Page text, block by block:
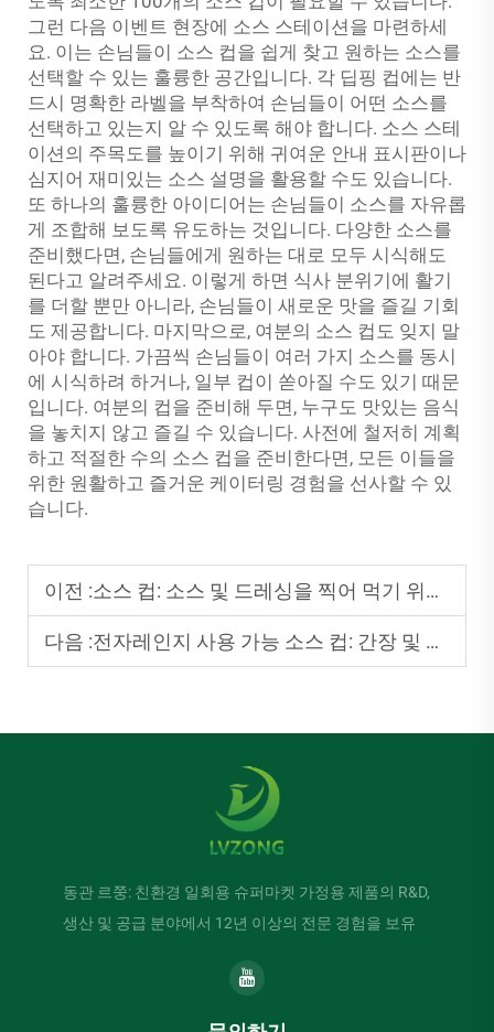
그런 다음 이벤트 현장에 소스 스테이션을 마련하세
요. 이는 손님들이 소스 컵을 쉽게 찾고 원하는 소스를
선택할 수 있는 훌륭한 공간입니다. 각 딥핑 컵에는 반
드시 명확한 라벨을 부착하여 손님들이 어떤 소스를
선택하고 있는지 알 수 있도록 해야 합니다. 소스 스테
이션의 주목도를 높이기 위해 귀여운 안내 표시판이나
심지어 재미있는 소스 설명을 활용할 수도 있습니다.
또 하나의 훌륭한 아이디어는 손님들이 소스를 자유롭
게 조합해 보도록 유도하는 것입니다. 다양한 소스를
준비했다면, 손님들에게 원하는 대로 모두 시식해도
된다고 알려주세요. 이렇게 하면 식사 분위기에 활기
를 더할 뿐만 아니라, 손님들이 새로운 맛을 즐길 기회
도 제공합니다. 마지막으로, 여분의 소스 컵도 잊지 말
아야 합니다. 가끔씩 손님들이 여러 가지 소스를 동시
에 시식하려 하거나, 일부 컵이 쏟아질 수도 있기 때문
입니다. 여분의 컵을 준비해 두면, 누구도 맛있는 음식
을 놓치지 않고 즐길 수 있습니다. 사전에 철저히 계획
하고 적절한 수의 소스 컵을 준비한다면, 모든 이들을
위한 원활하고 즐거운 케이터링 경험을 선사할 수 있
습니다.
이전 :소스 컵: 소스 및 드레싱을 찍어 먹기 위한 소형 일회용 피크
다음 :전자레인지 사용 가능 소스 컵: 간장 및 그레이비를 쉽게 데우기
동관 르쭝: 친환경 일회용 슈퍼마켓 가정용 제품의 R&D,
생산 및 공급 분야에서 12년 이상의 전문 경험을 보유